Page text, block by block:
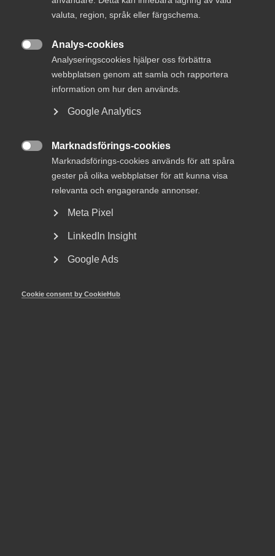
DEBATT: Byggregler riskerar ge
mer administration – mindre
klimatnytta
Företrädare för nio organisationer och företag inom bygg
byggreglerna – men varnar för att förslagen kan ge ett
valuta, region, språk eller färgschema.
Analys-cookies
Analyseringscookies hjälper oss förbättra
webbplatsen genom att samla och rapportera
information om hur den används.
Google Analytics
Marknadsförings-cookies
Marknadsförings-cookies används för att spåra
gester på olika webbplatser för att kunna visa
relevanta och engagerande annonser.
Meta Pixel
LinkedIn Insight
Google Ads
Cookie consent by CookieHub